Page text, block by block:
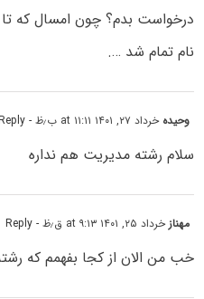
درخواست بدم؟ چون امسال که
نام تمام شد ….
وحیده خرداد ۲۷, ۱۴۰۱ at ۱۱:۱۱ ب٫ظ - Reply
سلام رشته مدیریت هم نداره
مهنازخرداد ۲۵, ۱۴۰۱ at ۹:۱۳ ق٫ظ - Reply
خب من الان از کجا بفهمم که